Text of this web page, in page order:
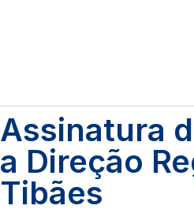
Assinatura
a Direção
Tibães